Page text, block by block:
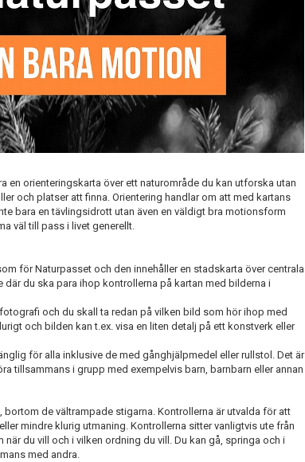
en orienteringskarta över ett naturområde du kan utforska utan
och platser att finna. Orientering handlar om att med kartans
bara en tävlingsidrott utan även en väldigt bra motionsform
väl till pass i livet generellt.
för Naturpasset och den innehåller en stadskarta över centrala
du ska para ihop kontrollerna på kartan med bilderna i
och du skall ta redan på vilken bild som hör ihop med
och bilden kan t.ex. visa en liten detalj på ett konstverk eller
för alla inklusive de med gånghjälpmedel eller rullstol. Det är
tillsammans i grupp med exempelvis barn, barnbarn eller annan
bortom de vältrampade stigarna. Kontrollerna är utvalda för att
mindre klurig utmaning. Kontrollerna sitter vanligtvis ute från
du vill och i vilken ordning du vill. Du kan gå, springa och i
med andra.